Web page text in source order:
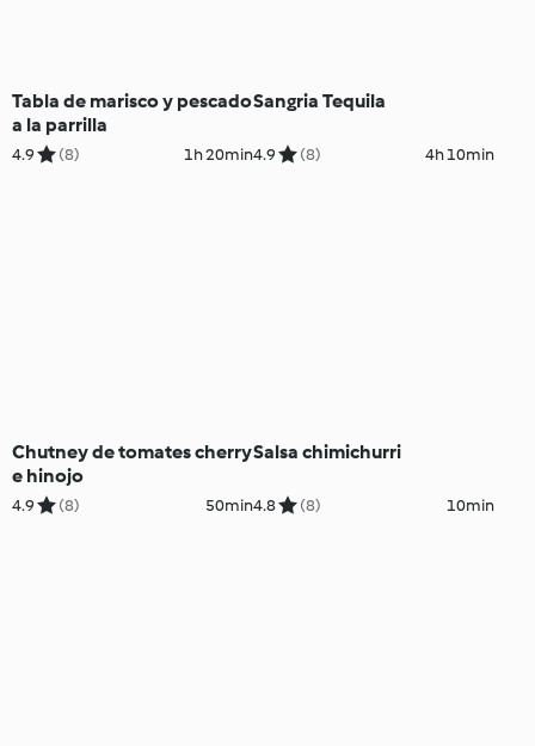
Tabla de marisco y pescado
a la parrilla
4.9 (8) 1h 20min
Sangria Tequila
4.9 (8) 4h 10min
Chutney de tomates cherry
e hinojo
4.9 (8) 50min
Salsa chimichurri
4.8 (8) 10min